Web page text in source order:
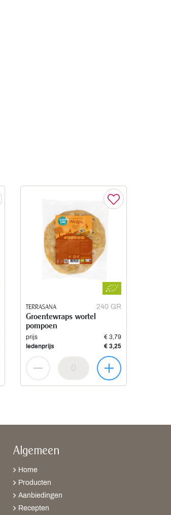
TERRASANA 240 GR
Groentewraps wortel
pompoen
prijs
€ 3,79
ledenprijs
€ 3,25
Algemeen
Home
Producten
Aanbiedingen
Recepten